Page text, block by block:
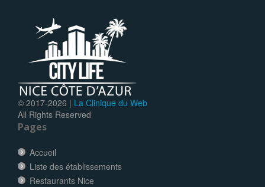
© 2017-2026 | La Clinique du Web
All Rights Reserved
Pages
Accueil
Liste des établissements
Restaurants Nice